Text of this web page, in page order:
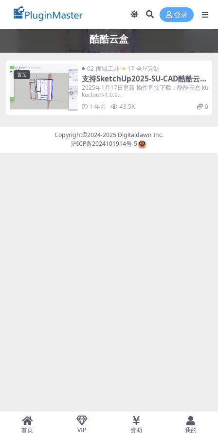
登录
酷酷云盒
置顶
02-面域工具 17-全屋定制
支持SketchUp2025-SU-CAD酷酷云盒
插件V2.0X-切片推拉系列工具正式上
线！
2025年1月17日更新 插件直接下载：酷酷云盒 ku
kucloud-1.0.9...
1 年前
43.5K 0
Copyright©2024-2025 Digitaldawn Inc.
沪ICP备2024101914号-5
首页 VIP 赞助 我的